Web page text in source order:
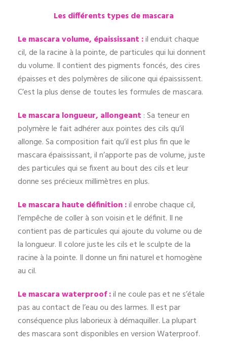
Les différents types de mascara
Le mascara volume, épaississant :il enduit chaque
cil, de la racine à la pointe, de particules qui lui donnent
du volume. Il contient des pigments foncés, des cires
épaisses et des polymères de silicone qui épaississent.
C’est la plus dense de toutes les formules de mascara.
Le mascara longueur, allongeant : Sa teneur en
polymère le fait adhérer aux pointes des cils qu’il
allonge. Sa composition fait qu’il est plus fin que le
mascara épaississant, il n’apporte pas de volume, juste
des particules qui se fixent au bout des cils et leur
donne ses précieux millimètres en plus.
Le mascara haute définition :il enrobe chaque cil,
l’empêche de coller à son voisin et le définit. Il ne
contient pas de particules qui ajoute du volume ou de
la longueur. Il colore juste les cils et le sculpte de la
racine à la pointe. Il donne un fini naturel et homogène
au cil.
Le mascara waterproof :il ne coule pas et ne s’étale
pas au contact de l’eau ou des larmes. Il est par
conséquence plus laborieux à démaquiller. La plupart
des mascara sont disponibles en version Waterproof.